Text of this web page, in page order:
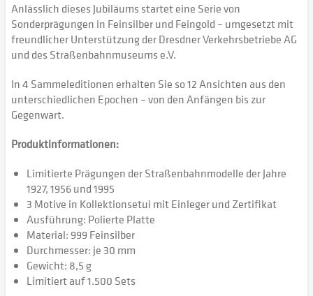
Anlässlich dieses Jubiläums startet eine Serie von
Sonderprägungen in Feinsilber und Feingold – umgesetzt mit
freundlicher Unterstützung der Dresdner Verkehrsbetriebe AG
und des Straßenbahnmuseums e.V.
In 4 Sammeleditionen erhalten Sie so 12 Ansichten aus den
unterschiedlichen Epochen – von den Anfängen bis zur
Gegenwart.
Produktinformationen:
Limitierte Prägungen der Straßenbahnmodelle der Jahre
1927, 1956 und 1995
3 Motive in Kollektionsetui mit Einleger und Zertifikat
Ausführung: Polierte Platte
Material: 999 Feinsilber
Durchmesser: je 30 mm
Gewicht: 8,5 g
Limitiert auf 1.500 Sets